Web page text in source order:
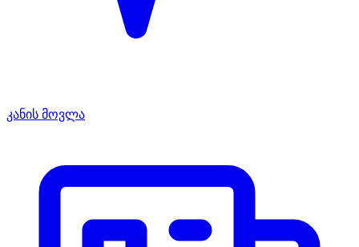
კანის მოვლა